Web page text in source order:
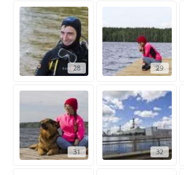
28 29
31 32